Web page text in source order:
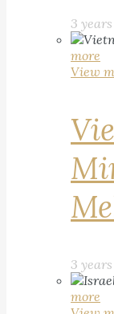
3
more
View
3
more